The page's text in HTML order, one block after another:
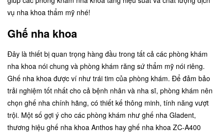
vụ nha khoa thẩm mỹ nhé!
Ghế nha khoa
Đây là thiết bị quan trọng hàng đầu trong tất cả các phòng khám
nha khoa nói chung và phòng khám răng sứ thẩm mỹ nói riêng.
Ghế nha khoa được ví như trái tim của phòng khám. Để đảm bảo
trải nghiệm tốt nhất cho cả bệnh nhân và nha sĩ, phòng khám nên
chọn ghế nha chính hãng, có thiết kế thông minh, tính năng vượt
trội. Một số gợi ý cho các phòng khám như ghế nha Gladent,
thương hiệu ghế nha khoa Anthos hay ghế nha khoa ZC-A400